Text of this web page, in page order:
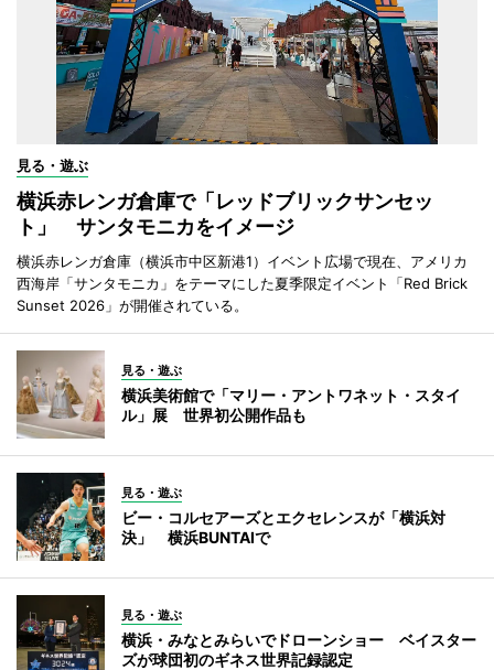
見る・遊ぶ
横浜赤レンガ倉庫で「レッドブリックサンセッ
ト」 サンタモニカをイメージ
横浜赤レンガ倉庫（横浜市中区新港1）イベント広場で現在、アメリカ
西海岸「サンタモニカ」をテーマにした夏季限定イベント「Red Brick
Sunset 2026」が開催されている。
見る・遊ぶ
横浜美術館で「マリー・アントワネット・スタイ
ル」展 世界初公開作品も
見る・遊ぶ
ビー・コルセアーズとエクセレンスが「横浜対
決」 横浜BUNTAIで
見る・遊ぶ
横浜・みなとみらいでドローンショー ベイスター
ズが球団初のギネス世界記録認定